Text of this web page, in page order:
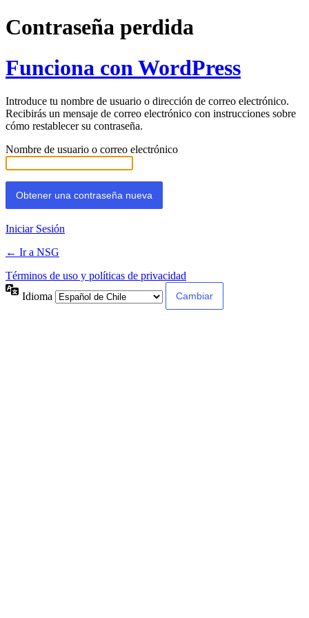
Contraseña perdida
Funciona con WordPress
Introduce tu nombre de usuario o dirección de correo electrónico.
Recibirás un mensaje de correo electrónico con instrucciones sobre
cómo restablecer su contraseña.
Nombre de usuario o correo electrónico
Iniciar Sesión
← Ir a NSG
Términos de uso y políticas de privacidad
Idioma